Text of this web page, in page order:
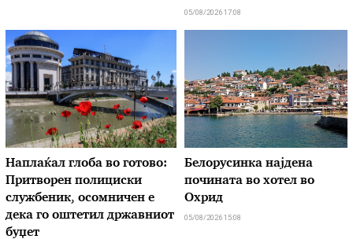
05/08/2026 17:08
Наплаќал глоба во готово:
Притворен полициски
службеник, осомничен е
дека го оштетил државниот
буџет
Белорусинка најдена
почината во хотел во
Охрид
05/08/2026 15:08